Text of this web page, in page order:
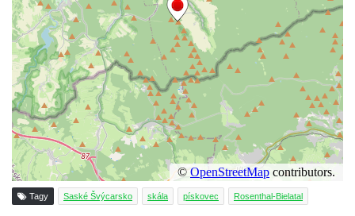
Skalní brána u Milštejna
Boreč
Raná
Lenešický Chlum
Luž
Jeskyně Wildbrethöhle
Kleiner Zschirnstein
Jeskyně na Slánské hoře ve Slaném
Tagy Saské Švýcarsko skála pískovec Rosenthal-Bielatal